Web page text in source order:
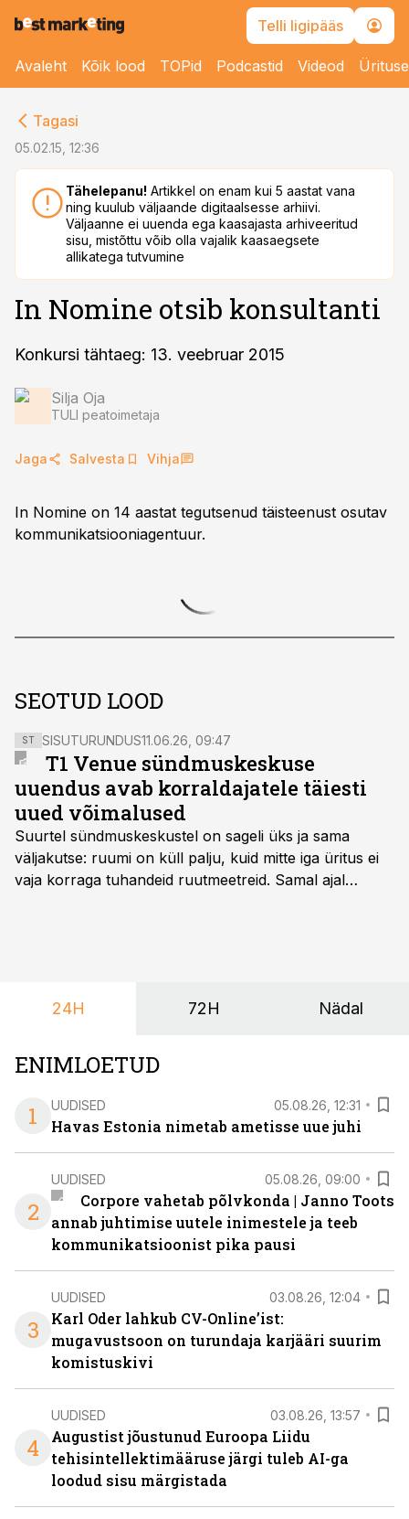
Telli ligipääs
Avaleht Kõik lood TOPid Podcastid Videod
Tagasi
05.02.15, 12:36
Tähelepanu! Artikkel on enam kui 5 aastat vana
ning kuulub väljaande digitaalsesse arhiivi.
Väljaanne ei uuenda ega kaasajasta arhiveeritud
sisu, mistõttu võib olla vajalik kaasaegsete
allikatega tutvumine
In Nomine otsib konsultanti
Konkursi tähtaeg: 13. veebruar 2015
Silja Oja
TULI peatoimetaja
Jaga Salvesta Vihja
In Nomine on 14 aastat tegutsenud täisteenust osutav
kommunikatsiooniagentuur.
SEOTUD LOOD
ST SISUTURUNDUS11.06.26, 09:47
T1 Venue sündmuskeskuse
uuendus avab korraldajatele täiesti
uued võimalused
Suurtel sündmuskeskustel on sageli üks ja sama
väljakutse: ruumi on küll palju, kuid mitte iga üritus ei
vaja korraga tuhandeid ruutmeetreid. Samal ajal
nendele vajadustele vastanud uuendusega, mis pakub
24H 72H Nädal
ENIMLOETUD
1
UUDISED 05.08.26, 12:31
Havas Estonia nimetab ametisse uue juhi
2
UUDISED 05.08.26, 09:00
Corpore vahetab põlvkonda | Janno Toots
annab juhtimise uutele inimestele ja teeb
kommunikatsioonist pika pausi
3
UUDISED 03.08.26, 12:04
Karl Oder lahkub CV-Online’ist:
mugavustsoon on turundaja karjääri suurim
komistuskivi
4
UUDISED 03.08.26, 13:57
Augustist jõustunud Euroopa Liidu
tehisintellektimääruse järgi tuleb AI-ga
loodud sisu märgistada